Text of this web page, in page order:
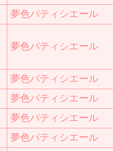
夢色パティシエール
夢色パティシエール
夢色パティシエール
夢色パティシエール
夢色パティシエール
夢色パティシエール